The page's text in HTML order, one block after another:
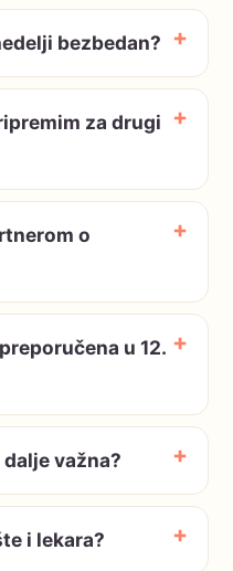
bezbedan?
za drugi
o
u 12.
važna?
i lekara?